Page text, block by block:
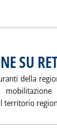
SU
della
territorio